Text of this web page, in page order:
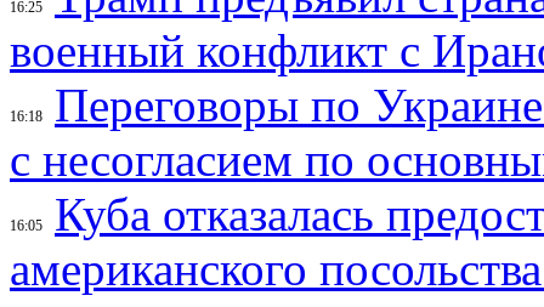
16:25
военный конфликт с
16:18
Переговоры по
с несогласием по
16:05
Куба отказалась
американского